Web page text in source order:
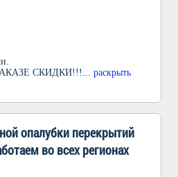
СКИДКИ!!! ... раскрыть
опалубки перекрытий
во всех регионах